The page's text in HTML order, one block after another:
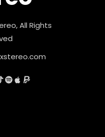
All Rights